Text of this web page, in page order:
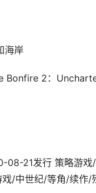
海岸
Bonfire 2：
21发行 策略游
/中世纪/等角/续作/